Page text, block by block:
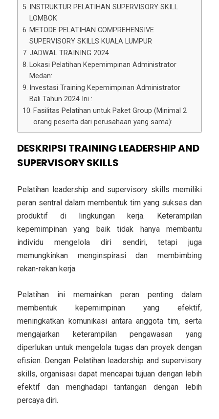
INSTRUKTUR PELATIHAN SUPERVISORY SKILL
LOMBOK
METODE PELATIHAN COMPREHENSIVE
SUPERVISORY SKILLS KUALA LUMPUR
JADWAL TRAINING 2024
Lokasi Pelatihan Kepemimpinan Administrator
Medan:
Investasi Training Kepemimpinan Administrator
Bali Tahun 2024 Ini :
Fasilitas Pelatihan untuk Paket Group (Minimal 2
orang peserta dari perusahaan yang sama):
DESKRIPSI TRAINING LEADERSHIP AND
SUPERVISORY SKILLS
Pelatihan leadership and supervisory skills memiliki
peran sentral dalam membentuk tim yang sukses dan
produktif di lingkungan kerja. Keterampilan
kepemimpinan yang baik tidak hanya membantu
individu mengelola diri sendiri, tetapi juga
memungkinkan menginspirasi dan membimbing
rekan-rekan kerja.
Pelatihan ini memainkan peran penting dalam
membentuk kepemimpinan yang efektif,
meningkatkan komunikasi antara anggota tim, serta
mengajarkan keterampilan pengawasan yang
diperlukan untuk mengelola tugas dan proyek dengan
efisien. Dengan Pelatihan leadership and supervisory
skills, organisasi dapat mencapai tujuan dengan lebih
efektif dan menghadapi tantangan dengan lebih
percaya diri.